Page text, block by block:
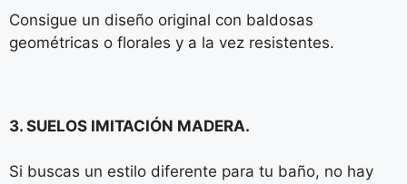
Consigue un diseño original con baldosas
geométricas o florales y a la vez resistentes.
3. SUELOS IMITACIÓN MADERA.
Si buscas un estilo diferente para tu baño, no hay